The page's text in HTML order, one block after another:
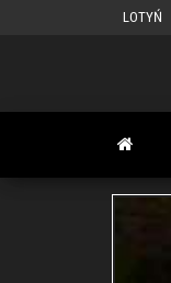
LOTYŃ